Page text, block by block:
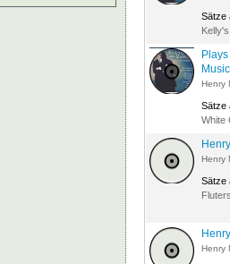
Sätze
Henry
Sätze
White
Henry
Sätze
Henry